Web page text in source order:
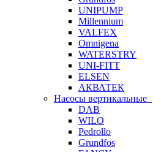
UNIPUMP
Millennium
VALFEX
Omnigena
WATERSTRY
UNI-FITT
ELSEN
АКВАТЕК
Насосы вертикальные
DAB
WILO
Pedrollo
Grundfos